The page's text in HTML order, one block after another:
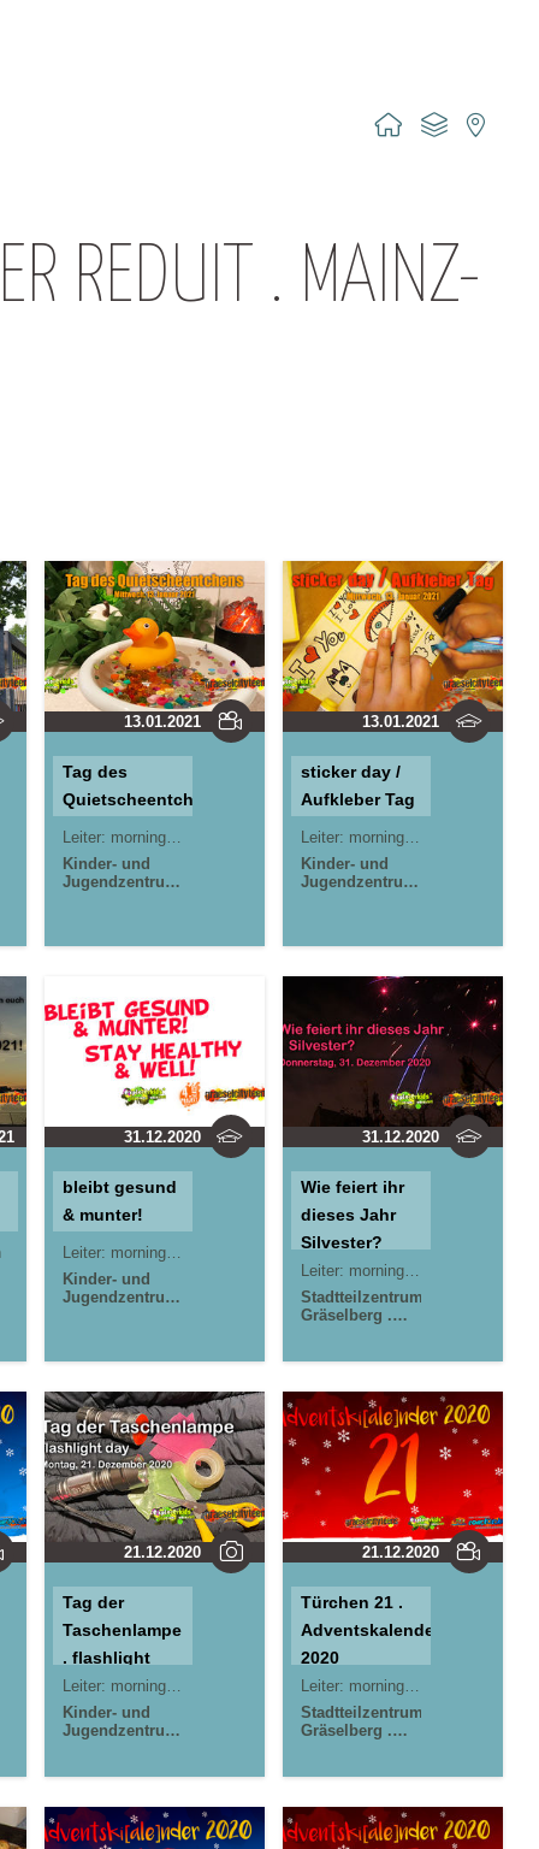
REDUIT . MAINZ-
13.01.2021
Tag des
Quietscheentchens
Leiter: morningrise* . jOrn
Kinder- und
Jugendzentrum
13.01.2021
sticker day /
Aufkleber Tag
Leiter: morningrise* . jOrn
Kinder- und
Jugendzentrum
Gräselberg .
Wiesbaden
31.12.2020
bleibt gesund
& munter!
Leiter: morningrise* . jOrn
Kinder- und
Jugendzentrum
Gräselberg .
Wiesbaden
Jugendpavillon
Krautgärten in
Mainz-Kastel
31.12.2020
Wie feiert ihr
dieses Jahr
Silvester?
Leiter: morningrise* . jOrn
Stadtteilzentrum
Gräselberg .
in der Reduit .
Mainz-Kastel .
kujakk
21.12.2020
Tag der
Taschenlampe
. flashlight
day
Leiter: morningrise* . jOrn
Kinder- und
Jugendzentrum
Stadtteilzentrum
Gräselberg .
Wiesbaden
21.12.2020
Türchen 21 .
Adventskalender
2020
Leiter: morningrise* . jOrn
Stadtteilzentrum
Gräselberg .
in der Reduit .
Mainz-Kastel .
kujakk